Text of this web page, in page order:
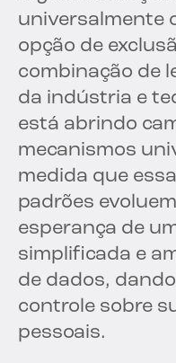
universalmente
opção de
combinação de
da indústria e
está abrindo
mecanismos
medida que
padrões
esperança de
simplificada e
de dados,
controle sobre
pessoais.